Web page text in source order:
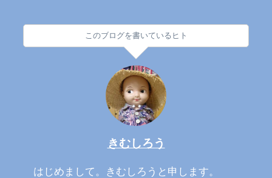
このブログを書いているヒト
きむしろう
はじめまして。きむしろうと申します。